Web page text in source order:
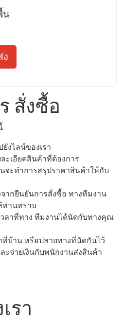
น
ง
สั่งซื้อ
ยังไลน์ของเรา
ละเอียดสินค้าที่ต้องการ
จะทำการสรุปราคาสินค้าให้กับ
ากยืนยันการสั่งซื้อ ทางทีมงาน
ท่านทราบ
วลาที่ทาง ทีมงานได้นัดกับทางคุณ
ที่บ้าน หรือปลายทางที่นัดกันไว้
ะจ่ายเงินกับพนักงานส่งสินค้า
รา